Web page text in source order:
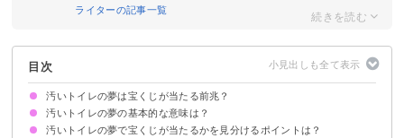
ライターの記事一覧
目次
汚いトイレの夢は宝くじが当たる前兆？
汚いトイレの夢の基本的な意味は？
全体的な運気上昇の暗示
ただし夢の内容次第では金運が下がっているかも
汚いトイレの夢で宝くじが当たるかを見分けるポイントは？